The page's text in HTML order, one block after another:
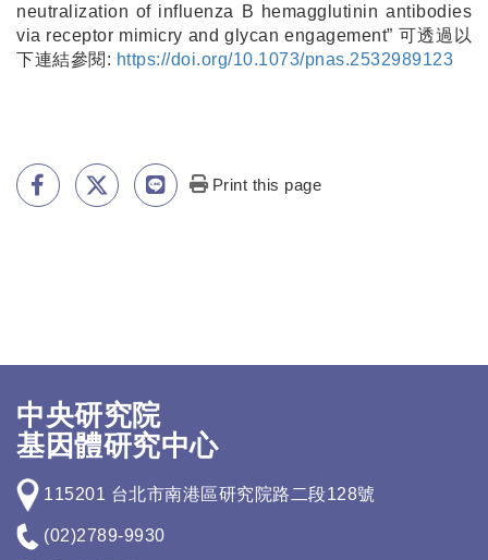
neutralization of influenza B hemagglutinin antibodies
via receptor mimicry and glycan engagement” 可透過以
下連結參閱: https://doi.org/10.1073/pnas.2532989123
Print this page
中央研究院
基因體研究中心
115201 台北市南港區研究院路二段128號
(02)2789-9930